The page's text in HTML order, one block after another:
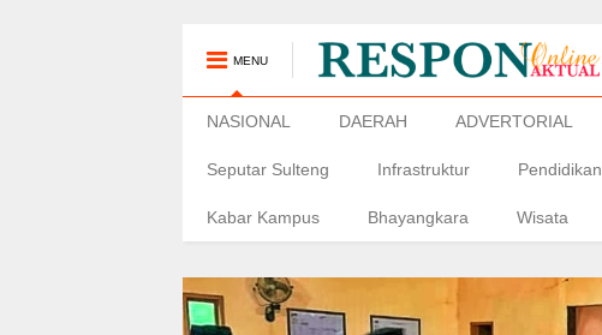
MENU
NASIONAL DAERAH ADVERTORIAL
Seputar Sulteng Infrastruktur Pendidikan
Kabar Kampus Bhayangkara Wisata